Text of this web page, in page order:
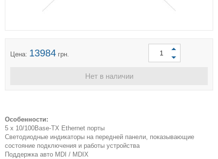
Цена: 13984 грн.
Нет в наличии
Особенности:
5 х 10/100Base-TX Ethernet порты
Светодиодные индикаторы на передней панели, показывающие
состояние подключения и работы устройства
Поддержка авто MDI / MDIX